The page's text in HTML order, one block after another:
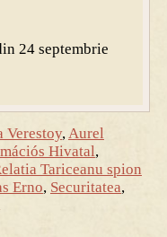
24 septembrie
Verestoy,Aurel
Hivatal,
Tariceanu spion
Erno, Securitatea,